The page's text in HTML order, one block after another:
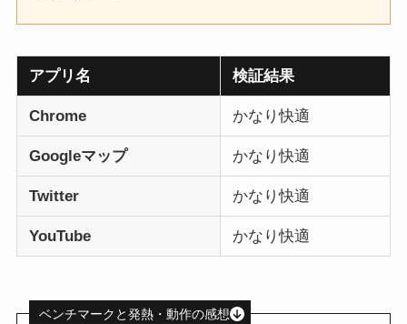
アプリ名 検証結果
Chrome かなり快適
Googleマップ かなり快適
Twitter かなり快適
YouTube かなり快適
ベンチマークと発熱・動作の感想